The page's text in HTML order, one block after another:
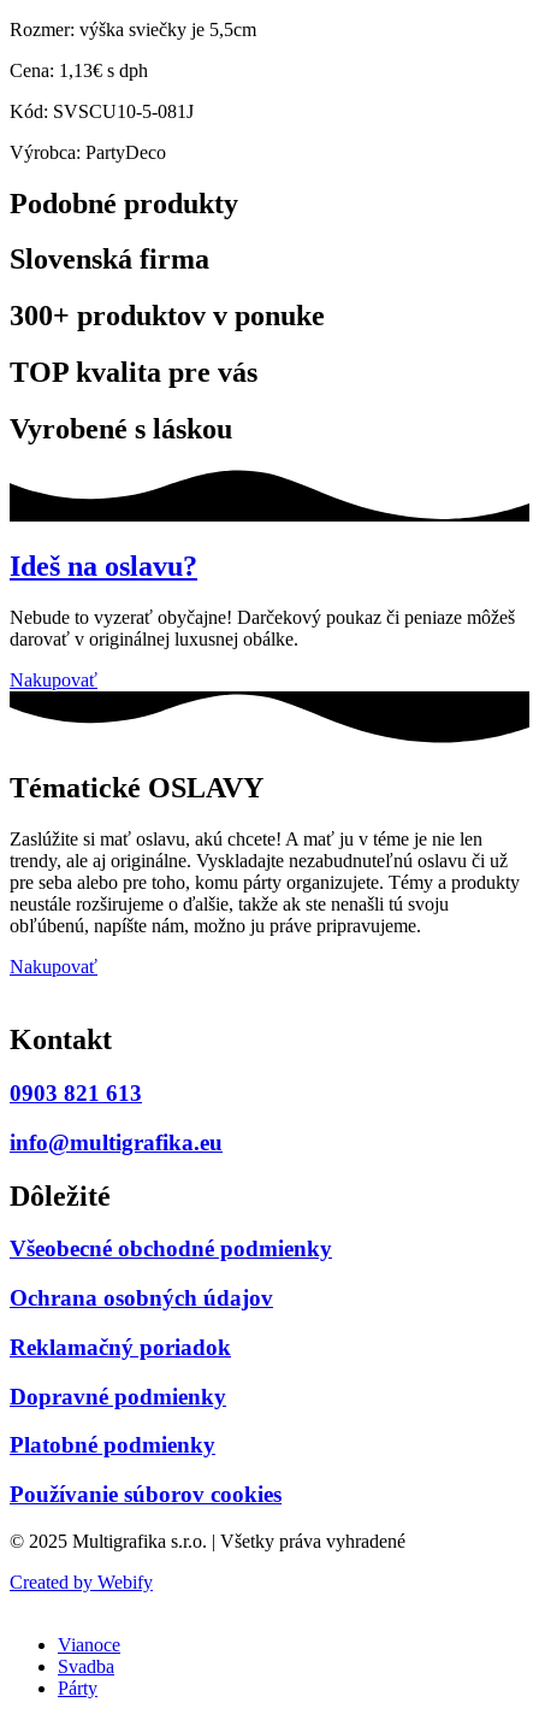
Rozmer: výška sviečky je 5,5cm
Cena: 1,13€ s dph
Kód: SVSCU10-5-081J
Výrobca: PartyDeco
Podobné produkty
Slovenská firma
300+ produktov v ponuke
TOP kvalita pre vás
Vyrobené s láskou
Ideš na oslavu?
Nebude to vyzerať obyčajne! Darčekový poukaz či peniaze môžeš
darovať v originálnej luxusnej obálke.
Nakupovať
Tématické OSLAVY
Zaslúžite si mať oslavu, akú chcete! A mať ju v téme je nie len
trendy, ale aj originálne. Vyskladajte nezabudnuteľnú oslavu či už
pre seba alebo pre toho, komu párty organizujete. Témy a produkty
neustále rozširujeme o ďalšie, takže ak ste nenašli tú svoju
obľúbenú, napíšte nám, možno ju práve pripravujeme.
Nakupovať
Kontakt
0903 821 613
info@multigrafika.eu
Dôležité
Všeobecné obchodné podmienky
Ochrana osobných údajov
Reklamačný poriadok
Dopravné podmienky
Platobné podmienky
Používanie súborov cookies
© 2025 Multigrafika s.r.o. | Všetky práva vyhradené
Created by Webify
Vianoce
Svadba
Párty